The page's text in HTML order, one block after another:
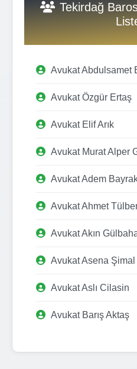
Tekirdağ
Avukat Abdulsamet
Avukat Özgür Ertaş
Avukat Elif Arık
Avukat Murat Alper
Avukat Adem
Avukat Ahmet
Avukat Akın
Avukat Asena
Avukat Aslı Cilasin
Avukat Barış Aktaş